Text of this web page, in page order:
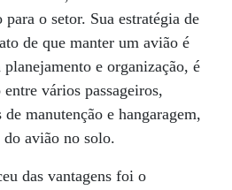
o setor. Sua estratégia de
de que manter um avião é
e organização, é
vários passageiros,
manutenção e hangaragem,
do avião no solo.
das vantagens foi o